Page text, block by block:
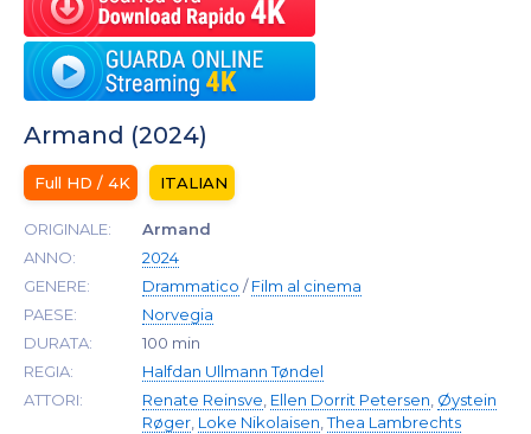
Armand (2024)
Full HD / 4K ITALIAN
ORIGINALE:
Armand
ANNO:
2024
GENERE:
Drammatico /Film al cinema
PAESE:
Norvegia
DURATA:
100 min
REGIA:
Halfdan Ullmann Tøndel
ATTORI:
Renate Reinsve Ellen Dorrit Petersen Øystein
Røger Loke Nikolaisen ,Thea Lambrechts